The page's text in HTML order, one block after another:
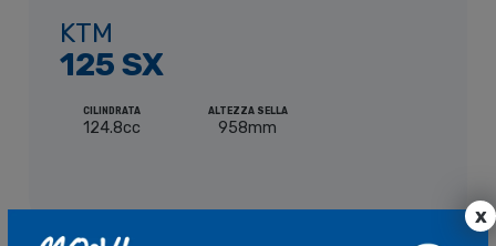
KTM
125 SX
CILINDRATA
124.8cc
ALTEZZA SELLA
958mm
x